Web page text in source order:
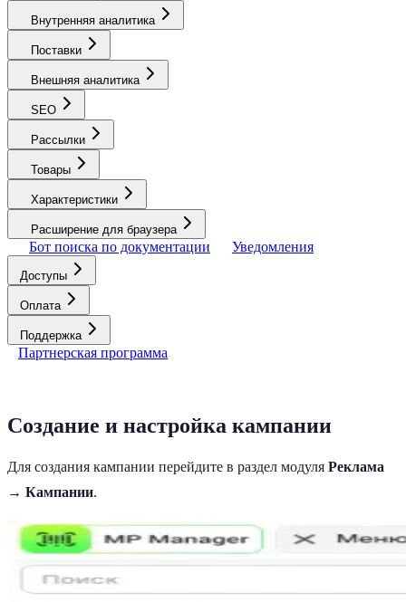
Внутренняя аналитика
Поставки
Внешняя аналитика
SEO
Рассылки
Товары
Характеристики
Расширение для браузера
Бот поиска по документации Уведомления
Доступы
Оплата
Поддержка
Партнерская программа
Создание и настройка кампании
Для создания кампании перейдите в раздел модуля Реклама
→ Кампании.